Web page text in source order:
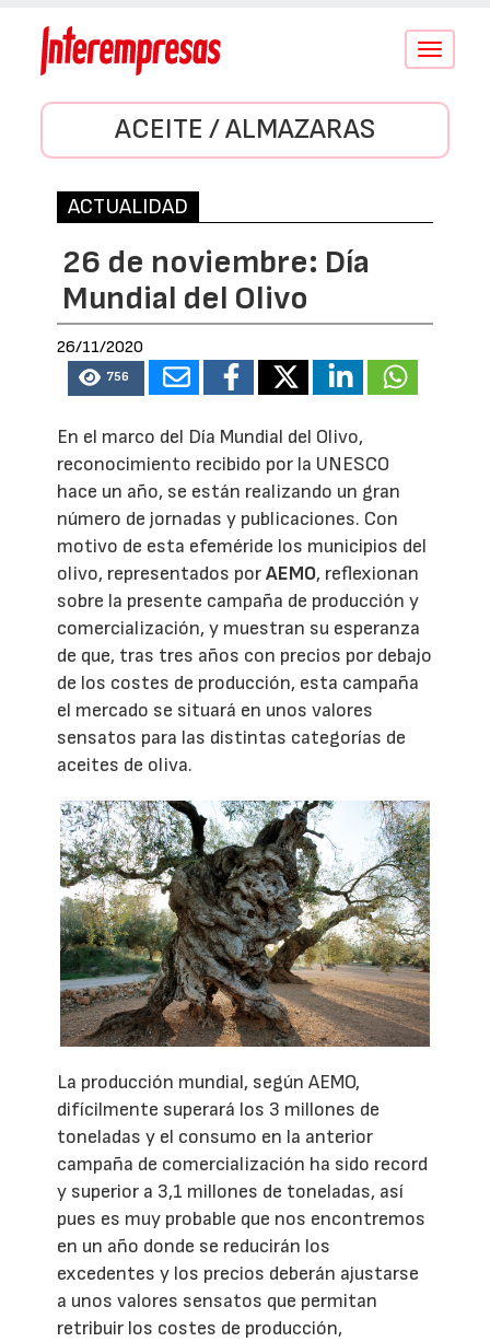
Conmutar
ACEITE / ALMAZARAS
ACTUALIDAD
26 de noviembre: Día
Mundial del Olivo
26/11/2020
756
En el marco del Día Mundial del Olivo,
reconocimiento recibido por la UNESCO
hace un año, se están realizando un gran
número de jornadas y publicaciones. Con
motivo de esta efeméride los municipios del
olivo, representados porAEMO, reflexionan
sobre la presente campaña de producción y
comercialización, y muestran su esperanza
de que, tras tres años con precios por debajo
de los costes de producción, esta campaña
el mercado se situará en unos valores
sensatos para las distintas categorías de
aceites de oliva.
La producción mundial, según AEMO,
difícilmente superará los 3 millones de
toneladas y el consumo en la anterior
campaña de comercialización ha sido record
y superior a 3,1 millones de toneladas, así
pues es muy probable que nos encontremos
en un año donde se reducirán los
excedentes y los precios deberán ajustarse
a unos valores sensatos que permitan
retribuir los costes de producción,